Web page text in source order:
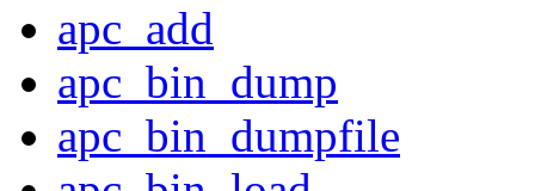
apc_add
apc_bin_dump
apc_bin_dumpfile